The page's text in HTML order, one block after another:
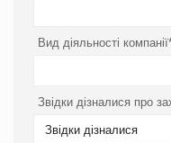
Вид діяльності
Звідки дізналися про
Звідки дізналися